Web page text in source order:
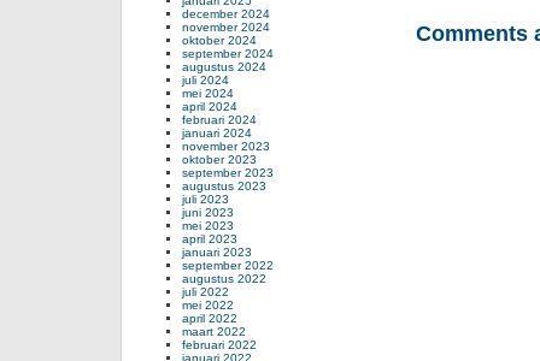
Comments
december 2024
november 2024
oktober 2024
september 2024
augustus 2024
juli 2024
mei 2024
april 2024
februari 2024
januari 2024
november 2023
oktober 2023
september 2023
augustus 2023
juli 2023
juni 2023
mei 2023
april 2023
januari 2023
september 2022
augustus 2022
juli 2022
mei 2022
april 2022
maart 2022
februari 2022
januari 2022